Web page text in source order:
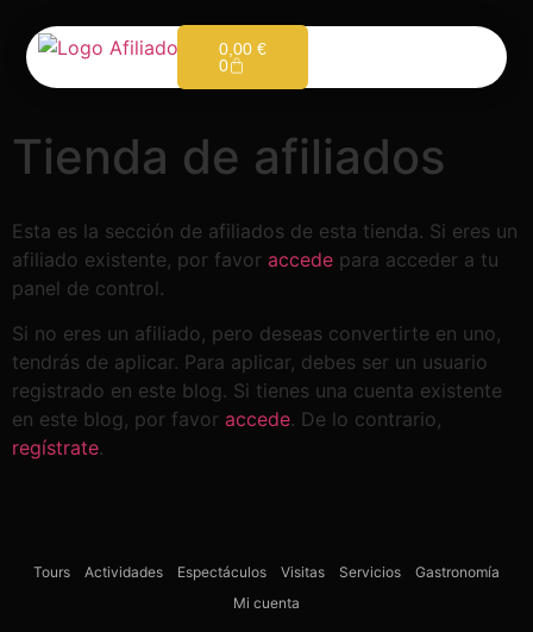
0,00€
0
Tienda de afiliados
Esta es la sección de afiliados de esta tienda. Si eres un
afiliado existente, por favor accede para acceder a tu
panel de control.
Si no eres un afiliado, pero deseas convertirte en uno,
tendrás de aplicar. Para aplicar, debes ser un usuario
registrado en este blog. Si tienes una cuenta existente
en este blog, por favor accede. De lo contrario,
regístrate.
Tours Actividades Espectáculos Visitas Servicios
Gastronomía
Mi cuenta